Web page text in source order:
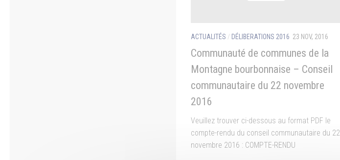
ACTUALITÉS / DÉLIBERATIONS 2016 23 NOV, 2016
Communauté de communes de la
Montagne bourbonnaise – Conseil
communautaire du 22 novembre
2016
Veuillez trouver ci-dessous au format PDF le
compte-rendu du conseil communautaire du 22
novembre 2016 : COMPTE-RENDU